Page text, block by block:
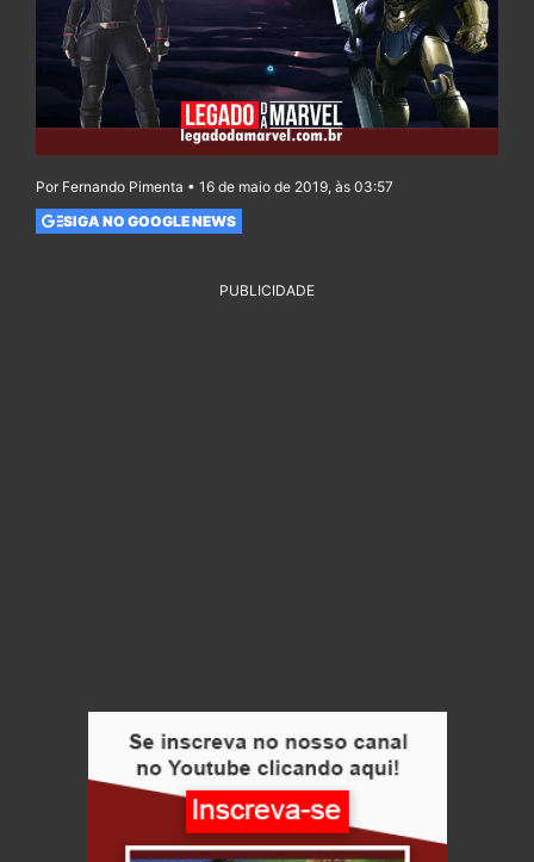
Por Fernando Pimenta • 16 de maio de 2019, às 03:57
SIGA NO GOOGLE NEWS
PUBLICIDADE